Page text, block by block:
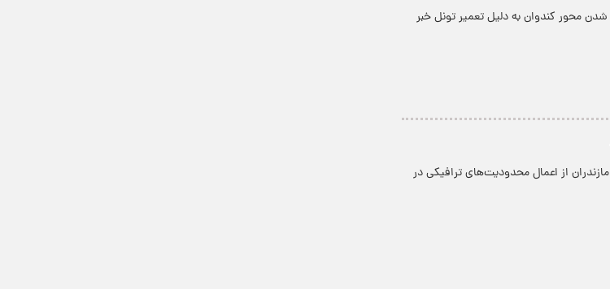
محور کندوان به دلیل تعمیر تونل خبر
از اعمال محدودیت‌های ترافیکی در